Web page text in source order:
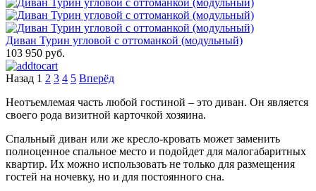
Диван Турин угловой с оттоманкой (модульный)
103 950 руб.
Назад 1 2 3 4 5 Вперёд
Неотъемлемая часть любой гостиной – это диван. Он является
своего рода визитной карточкой хозяина.
Спальный диван или же кресло-кровать может заменить
полноценное спальное место и подойдет для малогабаритных
квартир. Их можно использовать не только для размещения
гостей на ночевку, но и для постоянного сна.